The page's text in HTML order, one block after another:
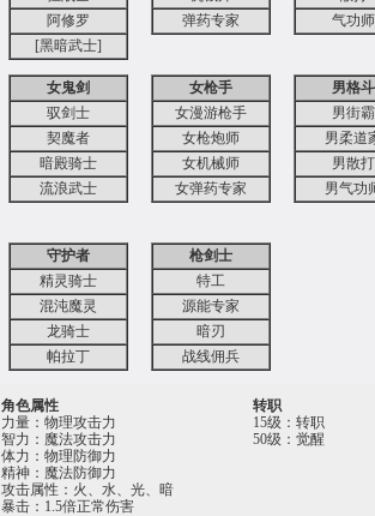
阿修罗
[黑暗武士]
弹药专家
气功师
女鬼剑
驭剑士
契魔者
暗殿骑士
流浪武士
女枪手
女漫游枪手
女枪炮师
女机械师
女弹药专家
男格斗
男街霸
男柔道
男散打
男气功
守护者
精灵骑士
混沌魔灵
龙骑士
帕拉丁
枪剑士
特工
源能专家
暗刃
战线佣兵
角色属性
力量：物理攻击力
智力：魔法攻击力
体力：物理防御力
精神：魔法防御力
攻击属性：火、水、光、暗
暴击：1.5倍正常伤害
转职
15级：转职
50级：觉醒